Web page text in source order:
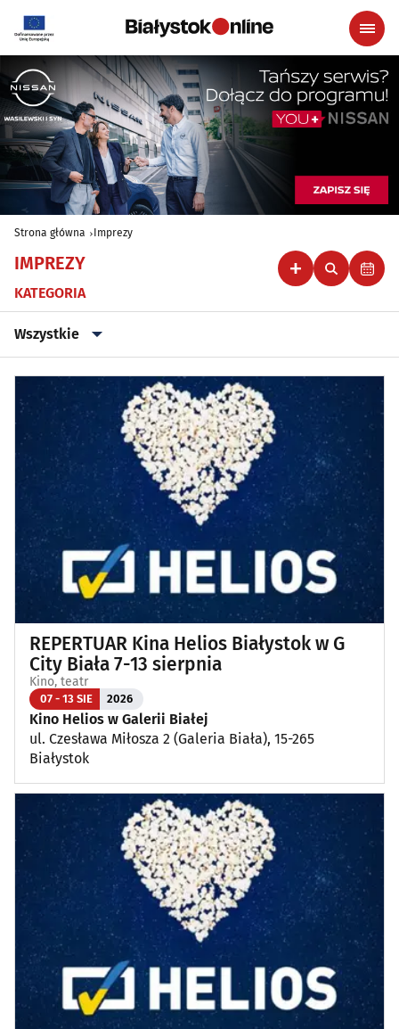
Strona główna Imprezy
IMPREZY
KATEGORIA
Wszystkie
Wszystkie
Klubowe, taneczne, granie do piwa(44)
Koncerty (86)
Koncerty muzyki poważnej(1)
Kino, teatr(110)
Wernisaże, wydarzenia artystyczne (3)
Wystawy(24)
Wydarzenia sportowe i rekreacyjne
Plenerowe, festyny(9)
Dla dzieci(3)
Targi, konferencje(8)
Wykłady, pokazy, imprezy okolicznościowe (11)
Poza Białymstokiem (1)
REPERTUAR Kina Helios Białystok w G
City Biała 7-13 sierpnia
Kino, teatr
07 - 13 SIE 2026
Kino Helios w Galerii Białej
ul. Czesława Miłosza 2 (Galeria Biała), 15-265
Białystok